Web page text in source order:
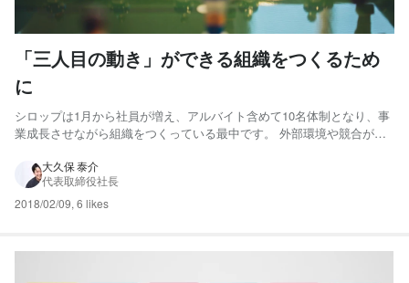
「三人目の動き」ができる組織をつくるため
に
シロップは1月から社員が増え、アルバイト含めて10名体制となり、事
業成長させながら組織をつくっている最中です。 外部環境や競合が変
ることなくPDCAを回しながら進む必要があります。 そこで、同じ方
向を向くという部分では「ミッション・ビジョン・バリュー...
大久保 泰介
代表取締役社長
2018/02/09, 6 likes